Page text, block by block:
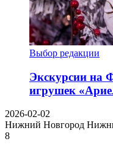
Выбор редакции
Экскурсии на
игрушек
2026-02-02
Нижний Новгород
8